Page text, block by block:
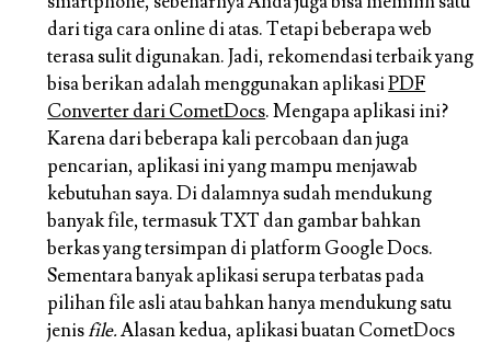
dari tiga cara online di atas. Tetapi beberapa web
terasa sulit digunakan. Jadi, rekomendasi terbaik yang
bisa berikan adalah menggunakan aplikasiPDF
Converter dari CometDocs. Mengapa aplikasi ini?
Karena dari beberapa kali percobaan dan juga
pencarian, aplikasi ini yang mampu menjawab
kebutuhan saya. Di dalamnya sudah mendukung
banyak file, termasuk TXT dan gambar bahkan
berkas yang tersimpan di platform Google Docs.
Sementara banyak aplikasi serupa terbatas pada
pilihan file asli atau bahkan hanya mendukung satu
jenisfile.Alasan kedua, aplikasi buatan CometDocs